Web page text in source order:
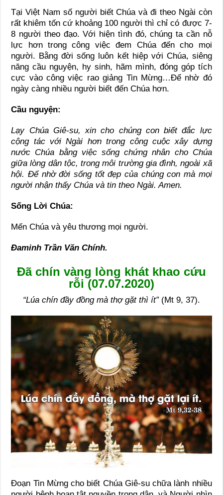
Tại Việt Nam số người biết Chúa và đi theo Ngài còn
rất khiêm tốn cứ khoảng 100 người thì chỉ có được 7-
8 người theo đạo. Với hiện tình đó, chúng ta cần nỗ
lực hơn trong công việc đem Chúa đến cho mọi
người. Bằng đời sống luôn kết hiệp với Chúa, siêng
năng cầu nguyện, hy sinh, hãm mình, đóng góp tích
cực vào công việc rao giảng Tin Mừng…Để nhờ đó
ngày càng nhiều người biết đến Chúa hơn.
Cầu nguyện:
Lạy Chúa Giê-su, xin cho chúng con biết đắc lực
cộng tác với Ngài hơn trong công cuộc xây dựng
nước Chúa bằng việc sống chứng nhân cho Chúa
giữa lòng dân tộc, trong môi trường gia đình, ngoài xã
hội. Để nhờ đời sống tốt đẹp của chúng con mà mọi
người nhận thấy Chúa và tin theo Ngài. Amen.
Sống Lời Chúa:
Mến Chúa và yêu thương mọi người.
Đaminh Trần Văn Chính.
Đã chín vàng lòng khát khao cứu
rỗi (07.07.2020)
“Lúa chín đầy đồng mà thợ gặt thì ít”(Mt 9, 37).
Đoạn Tin Mừng cho biết Chúa Giê-su chữa lành nhiều